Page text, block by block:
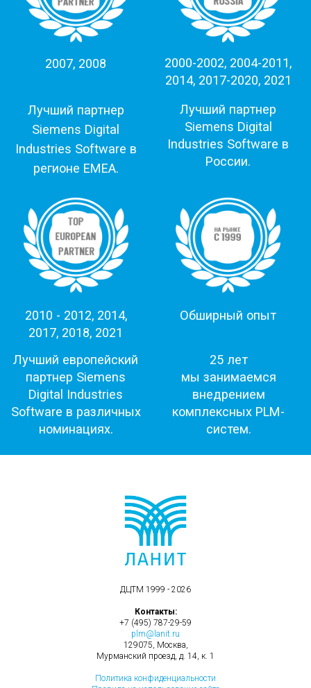
ДЦТМ 1999 - 2026
Контакты:
+7 (495) 787-29-59
plm@lanit.ru
129075, Москва,
Мурманский проезд, д. 14, к. 1
Политика конфиденциальности